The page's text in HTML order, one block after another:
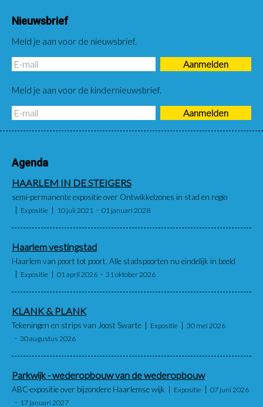
Nieuwsbrief
Meld je aan voor de nieuwsbrief.
Meld je aan voor de kindernieuwsbrief.
Agenda
HAARLEM IN DE STEIGERS
semi-permanente expositie over Ontwikkelzones in stad en regio
Expositie 10 juli 2021 01 januari 2028
Haarlem vestingstad
Haarlem van poort tot poort. Alle stadspoorten nu eindelijk in beeld
Expositie 01 april 2026 31 oktober 2026
KLANK & PLANK
Tekeningen en strips van Joost Swarte Expositie
30 mei 2026
30 augustus 2026
Parkwijk - wederopbouw van de wederopbouw
ABC-expositie over bijzondere Haarlemse wijk Expositie
07 juni 2026
17 januari 2027